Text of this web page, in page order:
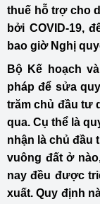
thuế hỗ trợ cho
bởi COVID-19,
bao giờ Nghị
Bộ Kế hoạch
pháp để sửa
trăm chủ đầu tư
qua. Cụ thể là
nhận là chủ đầu
vuông đất ở
nay đều được
xuất. Quy định